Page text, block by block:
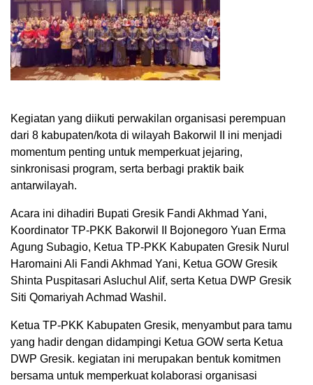
Kegiatan yang diikuti perwakilan organisasi perempuan
dari 8 kabupaten/kota di wilayah Bakorwil II ini menjadi
momentum penting untuk memperkuat jejaring,
sinkronisasi program, serta berbagi praktik baik
antarwilayah.
Acara ini dihadiri Bupati Gresik Fandi Akhmad Yani,
Koordinator TP-PKK Bakorwil II Bojonegoro Yuan Erma
Agung Subagio, Ketua TP-PKK Kabupaten Gresik Nurul
Haromaini Ali Fandi Akhmad Yani, Ketua GOW Gresik
Shinta Puspitasari Asluchul Alif, serta Ketua DWP Gresik
Siti Qomariyah Achmad Washil.
Ketua TP-PKK Kabupaten Gresik, menyambut para tamu
yang hadir dengan didampingi Ketua GOW serta Ketua
DWP Gresik. kegiatan ini merupakan bentuk komitmen
bersama untuk memperkuat kolaborasi organisasi